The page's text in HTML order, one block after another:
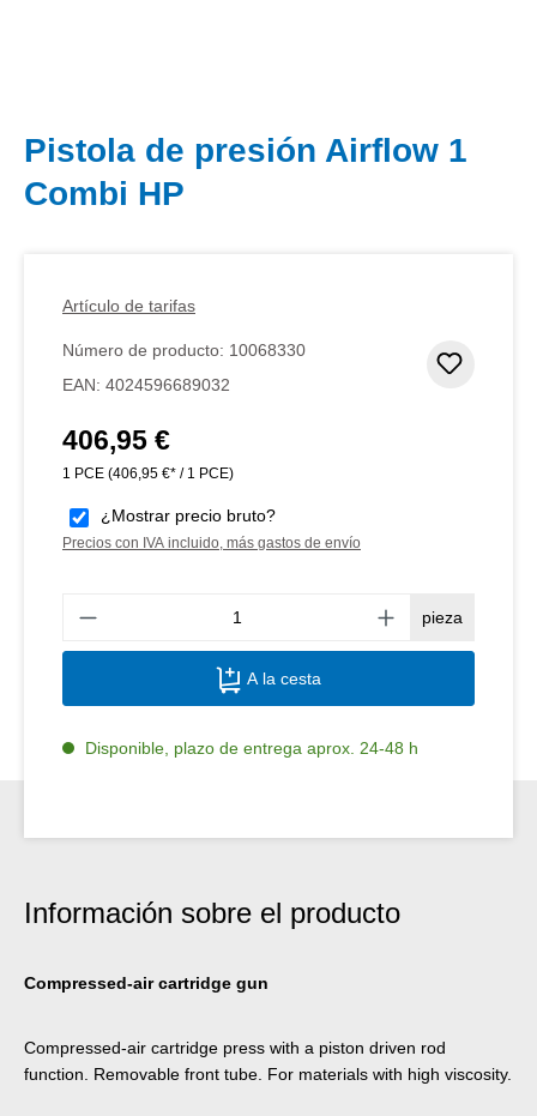
Pistola de presión Airflow 1
Combi HP
Artículo de tarifas
Número de producto: 10068330
EAN: 4024596689032
Precio normal:
406,95 €
1 PCE (406,95 €* / 1 PCE)
¿Mostrar precio bruto?
Precios con IVA incluido, más gastos de envío
pieza
A la cesta
Disponible, plazo de entrega aprox. 24-48 h
Información sobre el producto
Compressed-air cartridge gun
Compressed-air cartridge press with a piston driven rod
function. Removable front tube. For materials with high viscosity.